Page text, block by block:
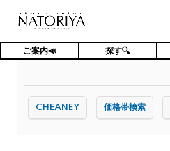
ご案内📣 探す🔍
TOP シューズ
CHEANEY 価格帯検索